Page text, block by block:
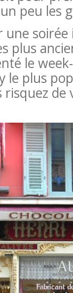
peu les
une
plus
le
le plus
risquez